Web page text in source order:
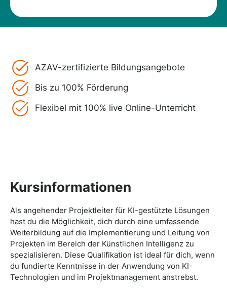
AZAV-zertifizierte Bildungsangebote
Bis zu 100% Förderung
Flexibel mit 100% live Online-Unterricht
Kursinformationen
Als angehender Projektleiter für KI-gestützte Lösungen
hast du die Möglichkeit, dich durch eine umfassende
Weiterbildung auf die Implementierung und Leitung von
Projekten im Bereich der Künstlichen Intelligenz zu
spezialisieren. Diese Qualifikation ist ideal für dich, wenn
du fundierte Kenntnisse in der Anwendung von KI-
Technologien und im Projektmanagement anstrebst.